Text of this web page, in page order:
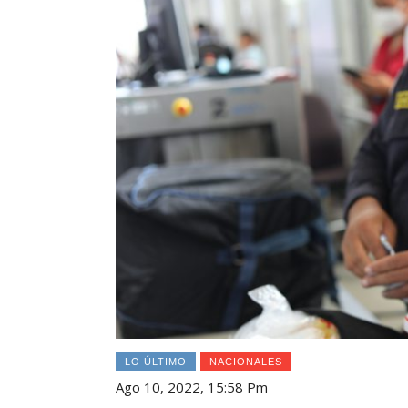
LO ÚLTIMO NACIONALES
Ago 10, 2022, 15:58 Pm